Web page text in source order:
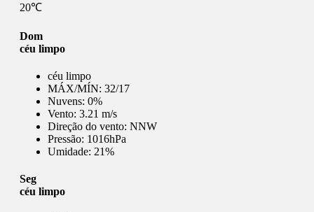
20℃
Dom
céu limpo
céu limpo
MÁX/MÍN: 32/17
Nuvens: 0%
Vento: 3.21 m/s
Direção do vento: NNW
Pressão: 1016hPa
Umidade: 21%
Seg
céu limpo